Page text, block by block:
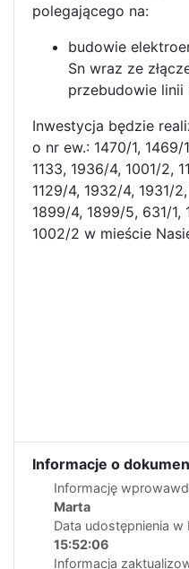
polegającego na:
budowie
Sn wraz ze
przebudowie linii
Inwestycja będzie
o nr ew.: 1470/1, 1469/
1133, 1936/4, 1001/2,
1129/4, 1932/4, 1931/
1899/4, 1899/5, 631/1,
1002/2 w mieście
Informacje o
Informację
Marta
Data udostępnienia w
15:52:06
Informacja